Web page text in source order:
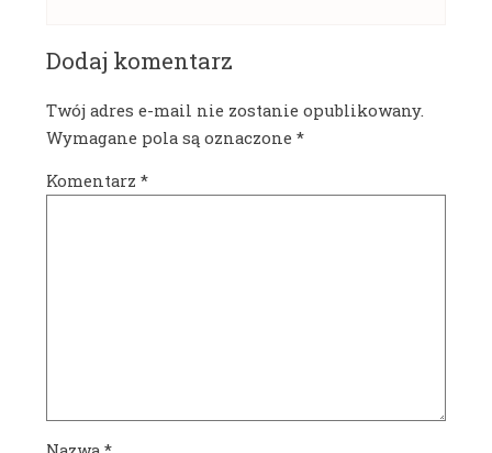
Dodaj komentarz
Twój adres e-mail nie zostanie opublikowany.
Wymagane pola są oznaczone *
Komentarz *